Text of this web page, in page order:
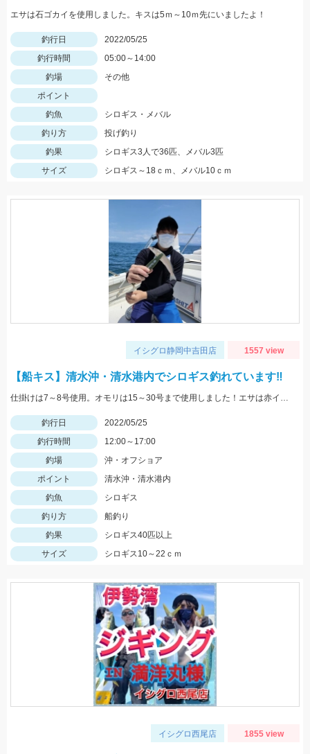
エサは石ゴカイを使用しました。キスは5ｍ～10ｍ先にいましたよ！
釣行日
2022/05/25
釣行時間
05:00～14:00
釣場
その他
ポイント
釣魚
シロギス・メバル
釣り方
投げ釣り
釣果
シロギス3人で36匹、メバル3匹
サイズ
シロギス～18ｃｍ、メバル10ｃｍ
イシグロ静岡中吉田店 1557 view
【船キス】清水沖・清水港内でシロギス釣れています‼
仕掛けは7～8号使用。オモリは15～30号まで使用しました！エサは赤イソメがオススメです！
釣行日
2022/05/25
釣行時間
12:00～17:00
釣場
沖・オフショア
ポイント
清水沖・清水港内
釣魚
シロギス
釣り方
船釣り
釣果
シロギス40匹以上
サイズ
シロギス10～22ｃｍ
イシグロ西尾店 1855 view